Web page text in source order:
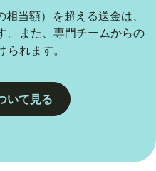
当額）を超える送金は、
。また、専門チームからの
れます。
いて見る